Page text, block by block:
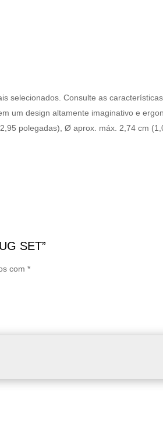
selecionados. Consulte as
um design altamente imaginativo e
polegadas), Ø aprox. máx. 2,74 cm
SET”
com*